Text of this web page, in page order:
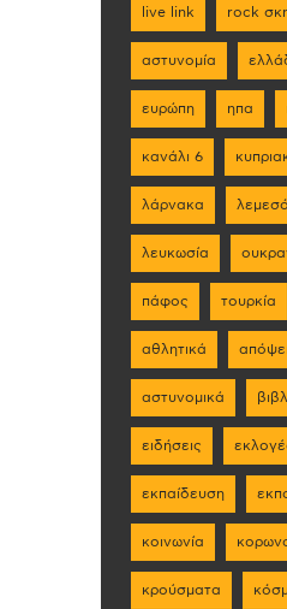
live link rock
αστυνομία
ευρώπη ηπα
κανάλι 6
λάρνακα
λευκωσία
πάφος τουρκία
αθλητικά
αστυνομικά
ειδήσεις
εκπαίδευση
κοινωνία
κρούσματα